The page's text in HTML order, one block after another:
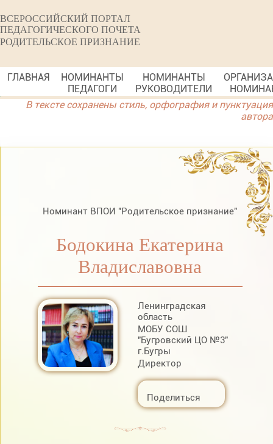
ВСЕРОССИЙСКИЙ ПОРТАЛ
ПЕДАГОГИЧЕСКОГО ПОЧЕТА
РОДИТЕЛЬСКОЕ ПРИЗНАНИЕ
ГЛАВНАЯ
НОМИНАНТЫ
ПЕДАГОГИ
НОМИНАНТЫ
РУКОВОДИТЕЛИ
В тексте сохранены стиль, орфография и пунктуация
автора
Номинант ВПОИ "Родительское признание"
Бодокина Екатерина
Владиславовна
Ленинградская
область
МОБУ СОШ
"Бугровский ЦО №3"
г.Бугры
Директор
Поделиться